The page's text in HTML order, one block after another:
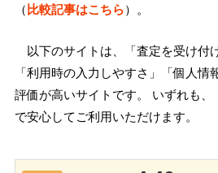
（比較記事はこちら）。
以下のサイトは、「査定を受け付
「利用時の入力しやすさ」「個人
評価が高いサイトです。 いずれも、
で安心してご利用いただけます。